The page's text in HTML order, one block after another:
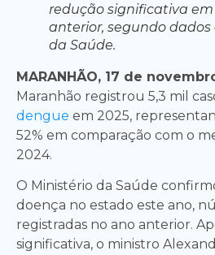
redução significativa
anterior, segundo dados
da Saúde.
MARANHÃO, 17 de
Maranhão registrou 5,3 mil
dengue em 2025,
52% em comparação com o
2024.
O Ministério da Saúde
doença no estado este ano,
registradas no ano anterior.
significativa, o ministro